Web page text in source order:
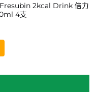
2kcal Drink 倍力
4支